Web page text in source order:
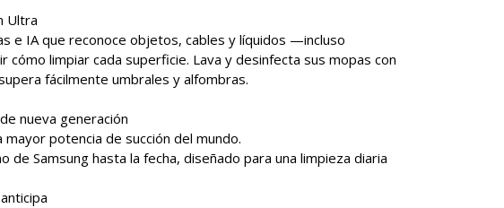
Ultra
e IA que reconoce objetos, cables y líquidos —incluso
limpiar cada superficie. Lava y desinfecta sus mopas con
fácilmente umbrales y alfombras.
nueva generación
mayor potencia de succión del mundo.
de Samsung hasta la fecha, diseñado para una limpieza diaria